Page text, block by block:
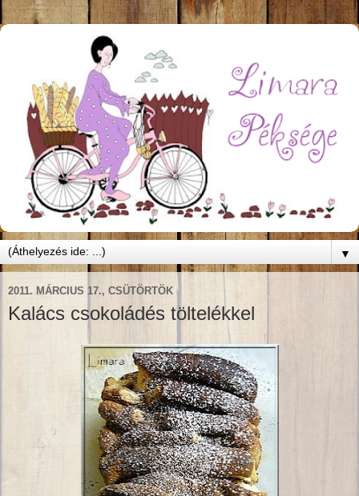
▼
2011. MÁRCIUS 17., CSÜTÖRTÖK
Kalács csokoládés töltelékkel